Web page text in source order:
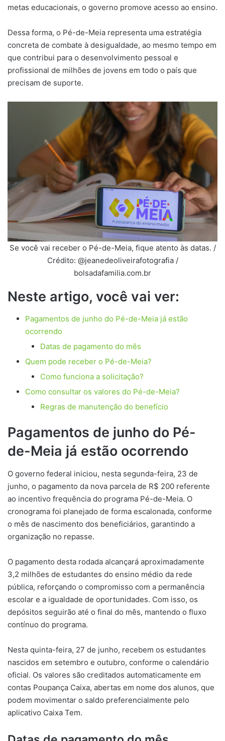
metas educacionais, o governo promove acesso ao ensino.
Dessa forma, o Pé-de-Meia representa uma estratégia
concreta de combate à desigualdade, ao mesmo tempo em
que contribui para o desenvolvimento pessoal e
profissional de milhões de jovens em todo o país que
precisam de suporte.
Se você vai receber o Pé-de-Meia, fique atento às datas. /
Crédito: @jeanedeoliveirafotografia /
bolsadafamilia.com.br
Neste artigo, você vai ver:
Pagamentos de junho do Pé-de-Meia já estão
ocorrendo
Datas de pagamento do mês
Quem pode receber o Pé-de-Meia?
Como funciona a solicitação?
Como consultar os valores do Pé-de-Meia?
Regras de manutenção do benefício
Pagamentos de junho do Pé-
de-Meia já estão ocorrendo
O governo federal iniciou, nesta segunda-feira, 23 de
junho, o pagamento da nova parcela de R$ 200 referente
ao incentivo frequência do programa Pé-de-Meia. O
cronograma foi planejado de forma escalonada, conforme
o mês de nascimento dos beneficiários, garantindo a
organização no repasse.
O pagamento desta rodada alcançará aproximadamente
3,2 milhões de estudantes do ensino médio da rede
pública, reforçando o compromisso com a permanência
escolar e a igualdade de oportunidades. Com isso, os
depósitos seguirão até o final do mês, mantendo o fluxo
contínuo do programa.
Nesta quinta-feira, 27 de junho, recebem os estudantes
nascidos em setembro e outubro, conforme o calendário
oficial. Os valores são creditados automaticamente em
contas Poupança Caixa, abertas em nome dos alunos, que
podem movimentar o saldo preferencialmente pelo
aplicativo Caixa Tem.